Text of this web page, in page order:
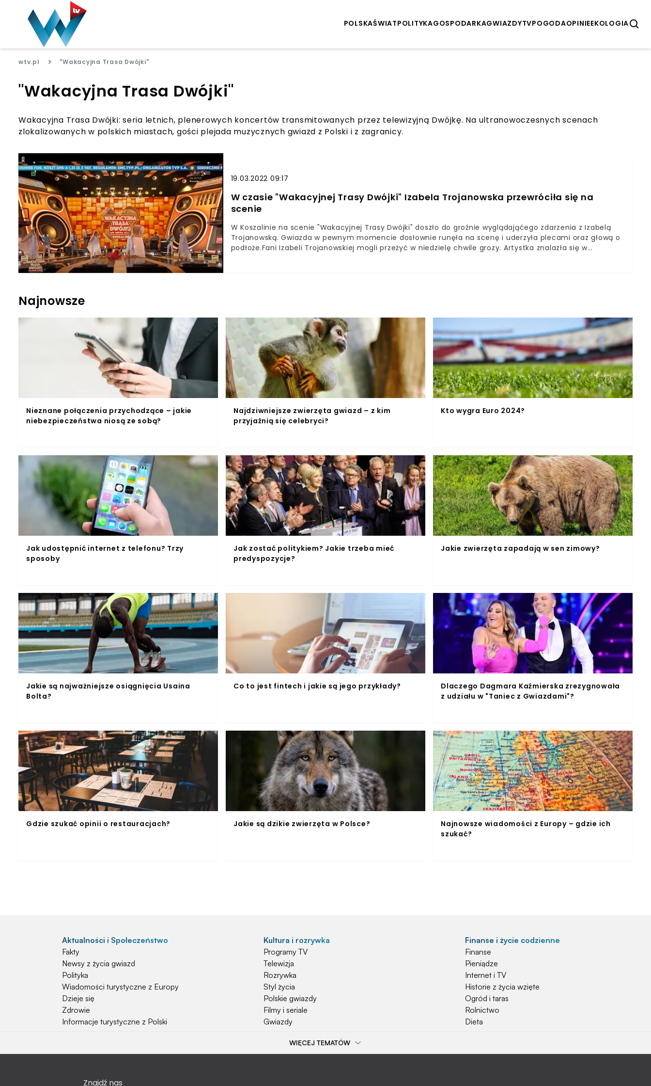
POLSKAŚWIATPOLITYKAGOSPODARKAGWIAZDYTVPOGODAOPINIEEKOLOGIA
wtv.pl > "Wakacyjna Trasa Dwójki"
"Wakacyjna Trasa Dwójki"
Wakacyjna Trasa Dwójki: seria letnich, plenerowych koncertów transmitowanych przez telewizyjną Dwójkę. Na ultranowoczesnych scenach
zlokalizowanych w polskich miastach, gości plejada muzycznych gwiazd z Polski i z zagranicy.
19.03.2022 09:17
W czasie "Wakacyjnej Trasy Dwójki" Izabela Trojanowska przewróciła się na
scenie
W Koszalinie na scenie "Wakacyjnej Trasy Dwójki" doszło do groźnie wyglądająćego zdarzenia z Izabelą
Trojanowską. Gwiazda w pewnym momencie dosłownie runęła na scenę i uderzyła plecami oraz głową o
podłoże.Fani Izabeli Trojanowskiej mogli przeżyć w niedzielę chwile grozy. Artystka znalazła się w
Najnowsze
Nieznane połączenia przychodzące – jakie
niebezpieczeństwa niosą ze sobą?
Najdziwniejsze zwierzęta gwiazd – z kim
przyjaźnią się celebryci?
Kto wygra Euro 2024?
Jak udostępnić internet z telefonu? Trzy
sposoby
Jak zostać politykiem? Jakie trzeba mieć
predyspozycje?
Jakie zwierzęta zapadają w sen zimowy?
Jakie są najważniejsze osiągnięcia Usaina
Bolta?
Co to jest fintech i jakie są jego przykłady?
Dlaczego Dagmara Kaźmierska zrezygnowała
z udziału w "Taniec z Gwiazdami"?
Gdzie szukać opinii o restauracjach? Jakie są dzikie zwierzęta w Polsce?
Najnowsze wiadomości z Europy – gdzie ich
szukać?
Aktualności i Społeczeństwo
Fakty
Newsy z życia gwiazd
Polityka
Wiadomości turystyczne z Europy
Dzieje się
Zdrowie
Informacje turystyczne z Polski
Kultura i rozrywka
Programy TV
Telewizja
Rozrywka
Styl życia
Polskie gwiazdy
Filmy i seriale
Gwiazdy
Finanse i życie codzienne
Finanse
Pieniądze
Internet i TV
Historie z życia wzięte
Ogród i taras
Rolnictwo
Dieta
Natura i Hobby
Popularne tematy
Najchętniej czytane
WIĘCEJ TEMATÓW
Znajdź nas